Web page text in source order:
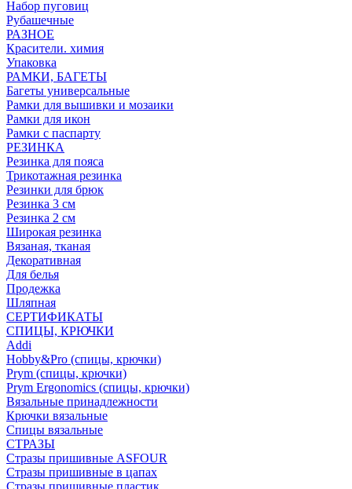
Набор пуговиц
Рубашечные
РАЗНОЕ
Красители. химия
Упаковка
РАМКИ, БАГЕТЫ
Багеты универсальные
Рамки для вышивки и мозаики
Рамки для икон
Рамки с паспарту
РЕЗИНКА
Резинка для пояса
Трикотажная резинка
Резинки для брюк
Резинка 3 см
Резинка 2 см
Широкая резинка
Вязаная, тканая
Декоративная
Для белья
Продежка
Шляпная
СЕРТИФИКАТЫ
СПИЦЫ, КРЮЧКИ
Addi
Hobby&Pro (спицы, крючки)
Prym (спицы, крючки)
Prym Ergonomics (спицы, крючки)
Вязальные принадлежности
Крючки вязальные
Спицы вязальные
СТРАЗЫ
Стразы пришивные ASFOUR
Стразы пришивные в цапах
Стразы пришивные пластик